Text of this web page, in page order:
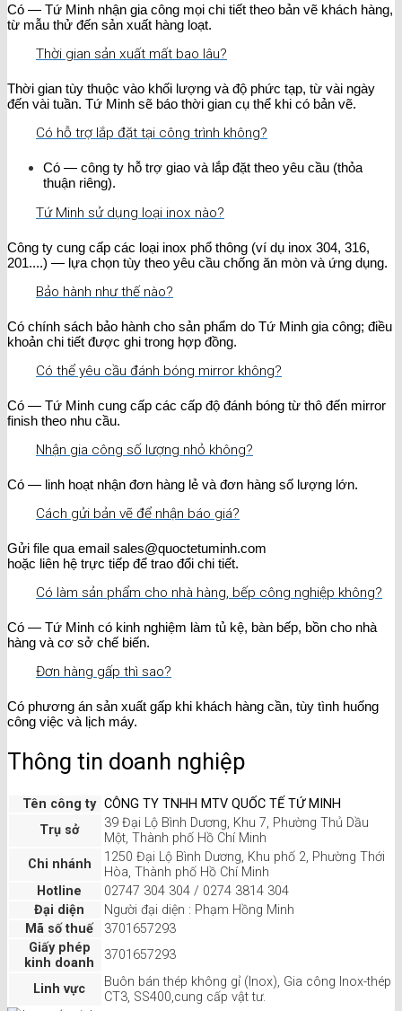
Có — Tứ Minh nhận gia công mọi chi tiết theo bản vẽ khách hàng,
từ mẫu thử đến sản xuất hàng loạt.
Thời gian sản xuất mất bao lâu?
Thời gian tùy thuộc vào khối lượng và độ phức tạp, từ vài ngày
đến vài tuần. Tứ Minh sẽ báo thời gian cụ thể khi có bản vẽ.
Có hỗ trợ lắp đặt tại công trình không?
Có — công ty hỗ trợ giao và lắp đặt theo yêu cầu (thỏa
thuận riêng).
Tứ Minh sử dụng loại inox nào?
Công ty cung cấp các loại inox phổ thông (ví dụ inox 304, 316,
201....) — lựa chọn tùy theo yêu cầu chống ăn mòn và ứng dụng.
Bảo hành như thế nào?
Có chính sách bảo hành cho sản phẩm do Tứ Minh gia công; điều
khoản chi tiết được ghi trong hợp đồng.
Có thể yêu cầu đánh bóng mirror không?
Có — Tứ Minh cung cấp các cấp độ đánh bóng từ thô đến mirror
finish theo nhu cầu.
Nhận gia công số lượng nhỏ không?
Có — linh hoạt nhận đơn hàng lẻ và đơn hàng số lượng lớn.
Cách gửi bản vẽ để nhận báo giá?
Gửi file qua email sales@quoctetuminh.com
hoặc liên hệ trực tiếp để trao đổi chi tiết.
Có làm sản phẩm cho nhà hàng, bếp công nghiệp không?
Có — Tứ Minh có kinh nghiệm làm tủ kệ, bàn bếp, bồn cho nhà
hàng và cơ sở chế biến.
Đơn hàng gấp thì sao?
Có phương án sản xuất gấp khi khách hàng cần, tùy tình huống
công việc và lịch máy.
Thông tin doanh nghiệp
Tên công ty CÔNG TY TNHH MTV QUỐC TẾ TỨ MINH
Trụ sở
39 Đại Lộ Bình Dương, Khu 7, Phường Thủ Dầu
Một, Thành phố Hồ Chí Minh
Chi nhánh
1250 Đại Lộ Bình Dương, Khu phố 2, Phường Thới
Hòa, Thành phố Hồ Chí Minh
Hotline
02747 304 304 / 0274 3814 304
Đại diện
Người đại diện : Phạm Hồng Minh
Mã số thuế
3701657293
Giấy phép
kinh doanh
3701657293
Linh vực
Buôn bán thép không gỉ (Inox), Gia công Inox-thép
CT3, SS400,cung cấp vật tư.